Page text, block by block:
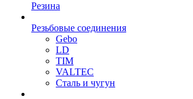
Резина
Резьбовые соединения
Gebo
LD
TIM
VALTEC
Сталь и чугун